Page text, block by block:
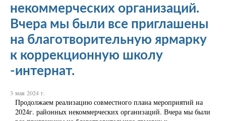
некоммерческих организаций.
Вчера мы были все приглашены
на благотворительную ярмарку
к коррекционную школу
-интернат.
3 мая 2024 г.
Продолжаем реализацию совместного плана мероприятий на
2024г. районных некоммерческих организаций. Вчера мы были